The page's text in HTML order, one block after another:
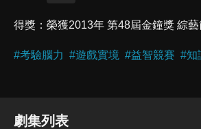
得獎 榮獲2013年 第48屆金鐘獎 綜藝
#考驗腦力 #遊戲實境 #益智競賽 #知
劇集列表